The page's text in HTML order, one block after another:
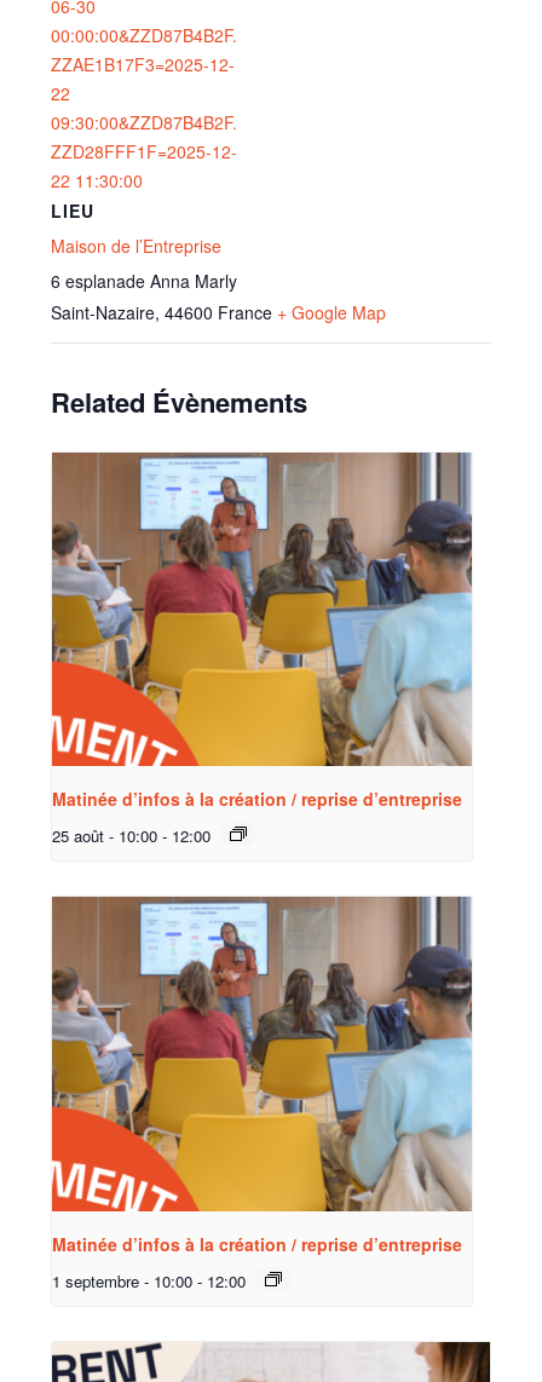
06-30
00:00:00&ZZD87B4B2F.
ZZAE1B17F3=2025-12-
22
09:30:00&ZZD87B4B2F.
ZZD28FFF1F=2025-12-
22 11:30:00
LIEU
Maison de l’Entreprise
6 esplanade Anna Marly
Saint-Nazaire, 44600 France + Google Map
Related Évènements
Matinée d’infos à la création / reprise d’entreprise
25 août - 10:00 - 12:00
Matinée d’infos à la création / reprise d’entreprise
1 septembre - 10:00 - 12:00